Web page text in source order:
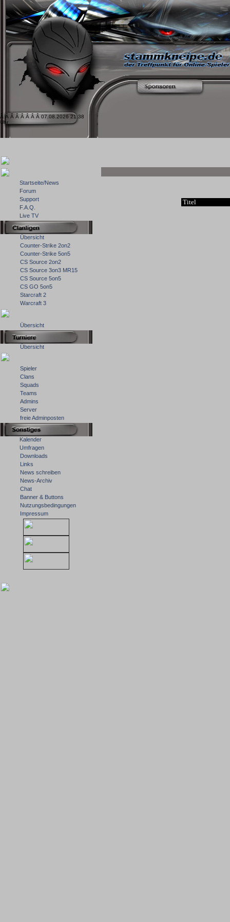
Â Â Â Â Â Â Â Â 07.08.2026 21:38
Uhr
Startseite/News
Forum
Support
F.A.Q.
Live TV
Übersicht
Counter-Strike 2on2
Counter-Strike 5on5
CS Source 2on2
CS Source 3on3 MR15
CS Source 5on5
CS GO 5on5
Starcraft 2
Warcraft 3
Übersicht
Übersicht
Spieler
Clans
Squads
Teams
Admins
Server
freie Adminposten
Kalender
Umfragen
Downloads
Links
News schreiben
News-Archiv
Chat
Banner & Buttons
Nutzungsbedingungen
Impressum
Titel